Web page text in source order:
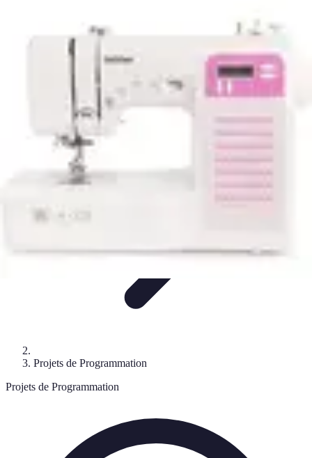
Qualité de Code
Langages de
ProgrammationTendances
Tutoriel Programmation
Projets de Programmation
Projets de Programmation